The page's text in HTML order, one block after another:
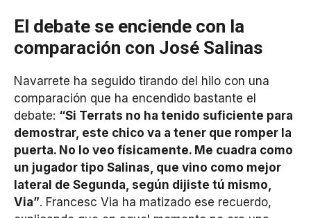
El debate se enciende con la
comparación con José Salinas
Navarrete ha seguido tirando del hilo con una
comparación que ha encendido bastante el
debate: “Si Terrats no ha tenido suficiente para
demostrar, este chico va a tener que romper la
puerta. No lo veo físicamente. Me cuadra como
un jugador tipo Salinas, que vino como mejor
lateral de Segunda, según dijiste tú mismo,
Via”. Francesc Via ha matizado ese recuerdo,